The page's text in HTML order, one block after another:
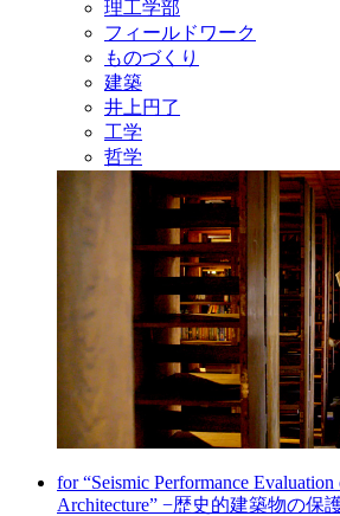
理工学部
フィールドワーク
ものづくり
建築
井上円了
工学
哲学
for “Seismic Performance
Architecture” −歴史的建築物の保